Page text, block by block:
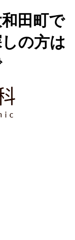
田町で
の方は